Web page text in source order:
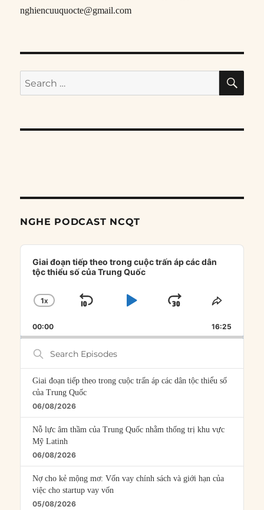
nghiencuuquocte@gmail.com
Search
for:
NGHE PODCAST NCQT
Audio
Player
Giai đoạn tiếp theo trong cuộc trấn áp các dân
tộc thiểu số của Trung Quốc
CHANGE
RATE
1X
SKIP
PLAYJUMP
FORWARD
SHARE
00:00 16:25
Search
Episodes
Giai đoạn tiếp theo trong cuộc trấn áp các dân tộc thiểu số
của Trung Quốc
06/08/2026
Nỗ lực âm thầm của Trung Quốc nhằm thống trị khu vực
Mỹ Latinh
06/08/2026
Nợ cho kẻ mộng mơ: Vốn vay chính sách và giới hạn của
việc cho startup vay vốn
05/08/2026